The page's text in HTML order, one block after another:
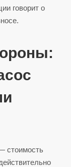
говорит о
стоимость